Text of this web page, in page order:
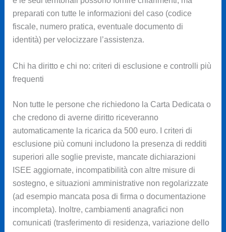
preparati con tutte le informazioni del caso (codice
fiscale, numero pratica, eventuale documento di
identità) per velocizzare l’assistenza.
Chi ha diritto e chi no: criteri di esclusione e controlli più
frequenti
Non tutte le persone che richiedono la Carta Dedicata o
che credono di averne diritto riceveranno
automaticamente la ricarica da 500 euro. I criteri di
esclusione più comuni includono la presenza di redditi
superiori alle soglie previste, mancate dichiarazioni
ISEE aggiornate, incompatibilità con altre misure di
sostegno, e situazioni amministrative non regolarizzate
(ad esempio mancata posa di firma o documentazione
incompleta). Inoltre, cambiamenti anagrafici non
comunicati (trasferimento di residenza, variazione dello